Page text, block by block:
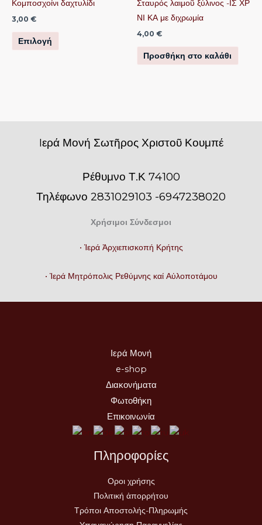
Κομποσχοίνι δαχτυλίδι
3,00 €
Επιλογή
να
στη
Σταυρός λαιμοῦ ξύλινος -ΙΣ ΧΡ
ΝΙ ΚΑ με διχρωμία
4,00 €
Προσθήκη στο καλάθι
Iερά Μονή Σωτῆρος Χριστοῦ Κουμπέ
Ρέθυμνο Τ.Κ 74100
Τηλέφωνο 2831029103 -6947238020
Χρήσιμοι Σύνδεσμοι
• Ἱερά Ἀρχιεπισκοπή Κρήτης
• Ἱερά Μητρόπολις Ρεθύμνης καί Αὐλοποτάμου
Ιερά Μονή
e-shop
Διακονήματα
Φωτοθήκη
Επικοινωνία
Πληροφορίες
Οροι χρήσης
Πολιτική ἀπορρήτου
Τρόποι Αποστολής-Πληρωμής